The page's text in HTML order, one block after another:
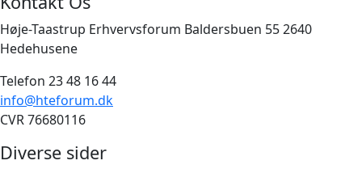
Høje-Taastrup Erhvervsforum Baldersbuen 55 2640
Hedehusene
Telefon 23 48 16 44
info@hteforum.dk
CVR 76680116
Diverse sider